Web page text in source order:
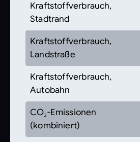
Kraftstoffverbrauch,
Stadtrand
Kraftstoffverbrauch,
Landstraße
Kraftstoffverbrauch,
Autobahn
CO₂-Emissionen
(kombiniert)